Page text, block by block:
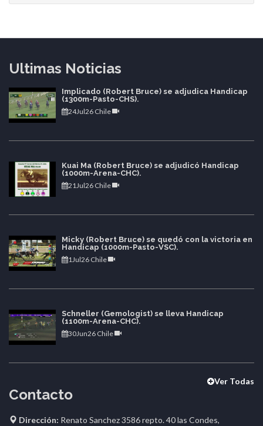
Ultimas Noticias
Implicado (Robert Bruce) se adjudica Handicap
(1300m-Pasto-CHS).
24Jul26 Chile
Kuai Ma (Robert Bruce) se adjudicó Handicap
(1000m-Arena-CHC).
21Jul26 Chile
Micky (Robert Bruce) se quedó con la victoria en
Handicap (1000m-Pasto-VSC).
1Jul26 Chile
Schneller (Gemologist) se lleva Handicap
(1100m-Arena-CHC).
30Jun26 Chile
Ver Todas
Contacto
Dirección: Renato Sanchez 3586 repto. 40 las Condes,